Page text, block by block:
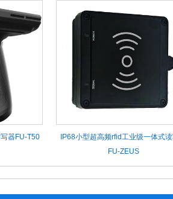
器FU-T50
IP68小型超高频rfid工业级一体式
FU-ZEUS